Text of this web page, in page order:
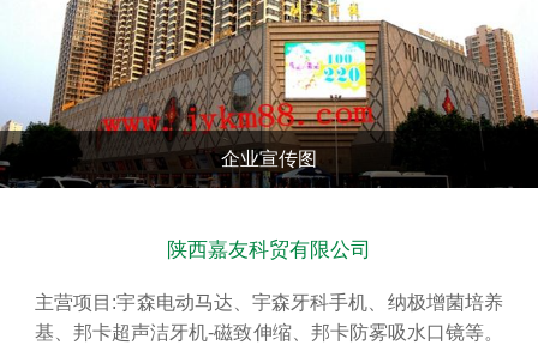
企业宣传图
陕西嘉友科贸有限公司
主营项目:宇森电动马达、宇森牙科手机、纳极增菌培养
基、邦卡超声洁牙机-磁致伸缩、邦卡防雾吸水口镜等。